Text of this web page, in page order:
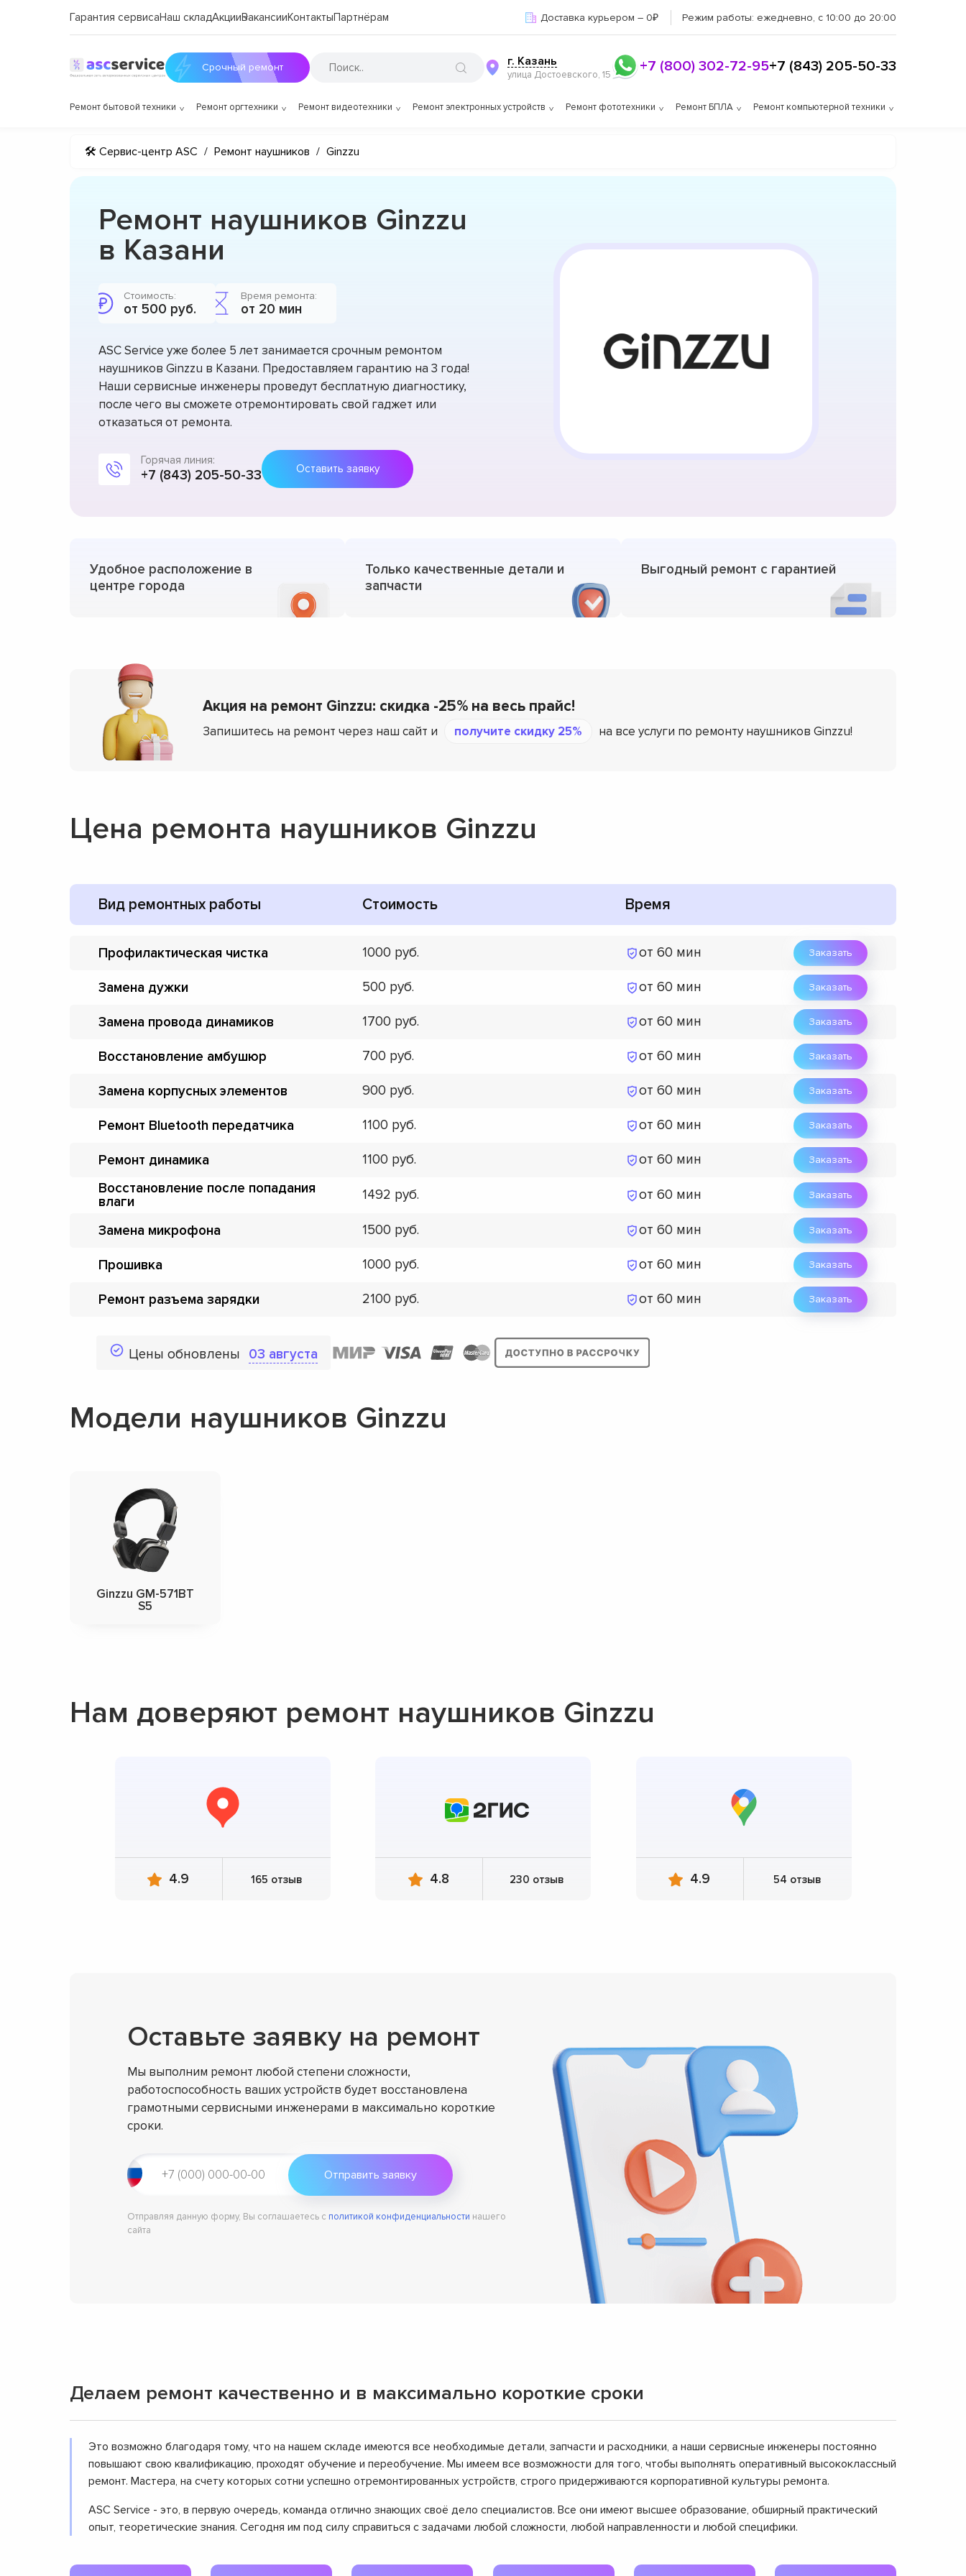
Гарантия сервисаНаш складАкцииВакансииКонтактыПартнёрам Доставка курьером – 0₽ Режим работы: ежедневно, с 10:00 до 20:00
Срочный ремонт г. Казань
улица Достоевского, 15 +7 (800) 302-72-95+7 (843) 205-50-33
Ремонт бытовой техники Ремонт оргтехники Ремонт видеотехники Ремонт электронных устройств Ремонт фототехники Ремонт БПЛА Ремонт компьютерной техники
🛠 Сервис-центр ASC / Ремонт наушников / Ginzzu
Ремонт наушников Ginzzu
в Казани
Стоимость:
от 500 руб.
Время ремонта:
от 20 мин
ASC Service уже более 5 лет занимается срочным ремонтом
наушников Ginzzu в Казани. Предоставляем гарантию на 3 года!
Наши сервисные инженеры проведут бесплатную диагностику,
после чего вы сможете отремонтировать свой гаджет или
отказаться от ремонта.
Горячая линия:
+7 (843) 205-50-33 Оставить заявку
Удобное расположение в
центре города
Только качественные детали и
запчасти
Выгодный ремонт с гарантией
Акция на ремонт Ginzzu: скидка -25% на весь прайс!
Запишитесь на ремонт через наш сайт и получите скидку 25% на все услуги по ремонту наушников Ginzzu!
Цена ремонта наушников Ginzzu
Вид ремонтных работы Стоимость Время
Профилактическая чистка 1000 от 60 мин Заказать
Замена дужки 500 от 60 мин Заказать
Замена провода динамиков 1700 от 60 мин Заказать
Восстановление амбушюр 700 от 60 мин Заказать
Замена корпусных элементов 900 от 60 мин Заказать
Ремонт Bluetooth передатчика 1100 от 60 мин Заказать
Ремонт динамика 1100 от 60 мин Заказать
Восстановление после попадания
влаги
1492 от 60 мин Заказать
Замена микрофона 1500 от 60 мин Заказать
Прошивка 1000 от 60 мин Заказать
Ремонт разъема зарядки 2100 от 60 мин Заказать
Цены обновлены 03 августа
Модели наушников Ginzzu
Ginzzu GM-571BT
S5
Нам доверяют ремонт наушников Ginzzu
4.9 165 отзыв 4.8 230 отзыв 4.9 54 отзыв
Оставьте заявку на ремонт
Мы выполним ремонт любой степени сложности,
работоспособность ваших устройств будет восстановлена
грамотными сервисными инженерами в максимально короткие
сроки.
Отправляя данную форму, Вы соглашаетесь с политикой конфиденциальности нашего
сайта
Делаем ремонт качественно и в максимально короткие сроки
Это возможно благодаря тому, что на нашем складе имеются все необходимые детали, запчасти и расходники, а наши сервисные инженеры постоянно
повышают свою квалификацию, проходят обучение и переобучение. Мы имеем все возможности для того, чтобы выполнять оперативный высококлассный
ремонт. Мастера, на счету которых сотни успешно отремонтированных устройств, строго придерживаются корпоративной культуры ремонта.
ASC Service - это, в первую очередь, команда отлично знающих своё дело специалистов. Все они имеют высшее образование, обширный практический
опыт, теоретические знания. Сегодня им под силу справиться с задачами любой сложности, любой направленности и любой специфики.